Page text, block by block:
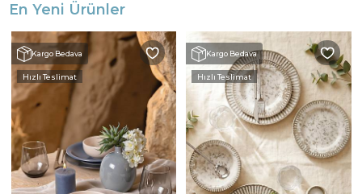
En Yeni Ürünler
Kargo Bedava
Hızlı Teslimat
Kargo Bedava
Hızlı Teslimat